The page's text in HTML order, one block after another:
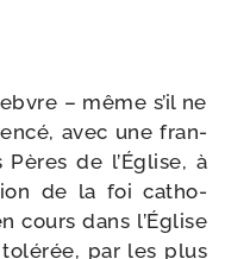
– même s’il ne
avec une fran­
de l’Église, à
de la foi catho­
cours dans l’Église
par les plus